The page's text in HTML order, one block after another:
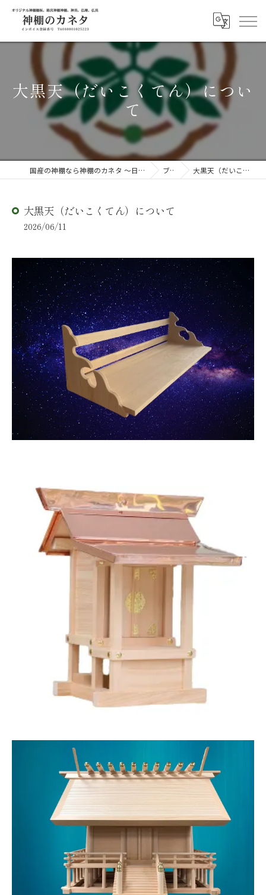
大黒天（だいこくてん）につい
て
国産の神棚なら神棚のカネタ ～日々のしあわせを感じる物を～ ブログ 大黒天（だいこくてん）について
大黒天（だいこくてん）について
2026/06/11